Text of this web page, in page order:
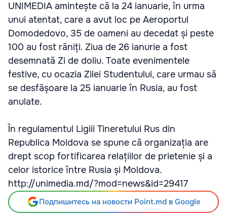
UNIMEDIA amintește că la 24 ianuarie, în urma
unui atentat, care a avut loc pe Aeroportul
Domodedovo, 35 de oameni au decedat și peste
100 au fost răniți. Ziua de 26 ianurie a fost
desemnată Zi de doliu. Toate evenimentele
festive, cu ocazia Zilei Studentului, care urmau să
se desfășoare la 25 ianuarie în Rusia, au fost
anulate.
În regulamentul Ligiii Tineretului Rus din
Republica Moldova se spune că organizația are
drept scop fortificarea relațiilor de prietenie și a
celor istorice între Rusia și Moldova.
http://unimedia.md/?mod=news&id=29417
Подпишитесь на новости Point.md в Google